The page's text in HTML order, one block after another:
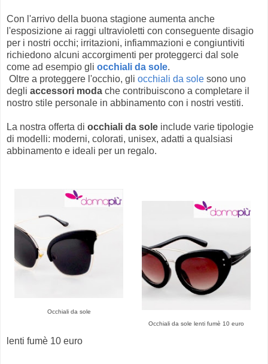
Con l'arrivo della buona stagione aumenta anche
l'esposizione ai raggi ultravioletti con conseguente disagio
per i nostri occhi; irritazioni, infiammazioni e congiuntiviti
richiedono alcuni accorgimenti per proteggerci dal sole
come ad esempio gli occhiali da sole.
Oltre a proteggere l'occhio, gli occhiali da sole sono uno
degli accessori moda che contribuiscono a completare il
nostro stile personale in abbinamento con i nostri vestiti.
La nostra offerta di occhiali da sole include varie tipologie
di modell i: moderni, colorati, unisex, adatti a qualsiasi
abbinamento e ideali per un regalo.
Occhiali da sole
Occhiali da sole lenti fumè 10 euro
lenti fumè 10 euro